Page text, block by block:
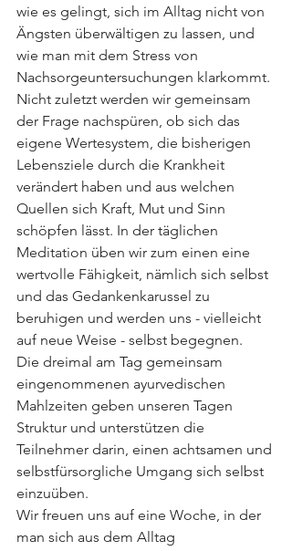
wie es gelingt, sich im Alltag nicht von
Ängsten überwältigen zu lassen, und
wie man mit dem Stress von
Nachsorgeuntersuchungen klarkommt.
Nicht zuletzt werden wir gemeinsam
der Frage nachspüren, ob sich das
eigene Wertesystem, die bisherigen
Lebensziele durch die Krankheit
verändert haben und aus welchen
Quellen sich Kraft, Mut und Sinn
schöpfen lässt. In der täglichen
Meditation üben wir zum einen eine
wertvolle Fähigkeit, nämlich sich selbst
und das Gedankenkarussel zu
beruhigen und werden uns - vielleicht
auf neue Weise - selbst begegnen.
Die dreimal am Tag gemeinsam
eingenommenen ayurvedischen
Mahlzeiten geben unseren Tagen
Struktur und unterstützen die
Teilnehmer darin, einen achtsamen und
selbstfürsorgliche Umgang sich selbst
einzuüben.
Wir freuen uns auf eine Woche, in der
man sich aus dem Alltag